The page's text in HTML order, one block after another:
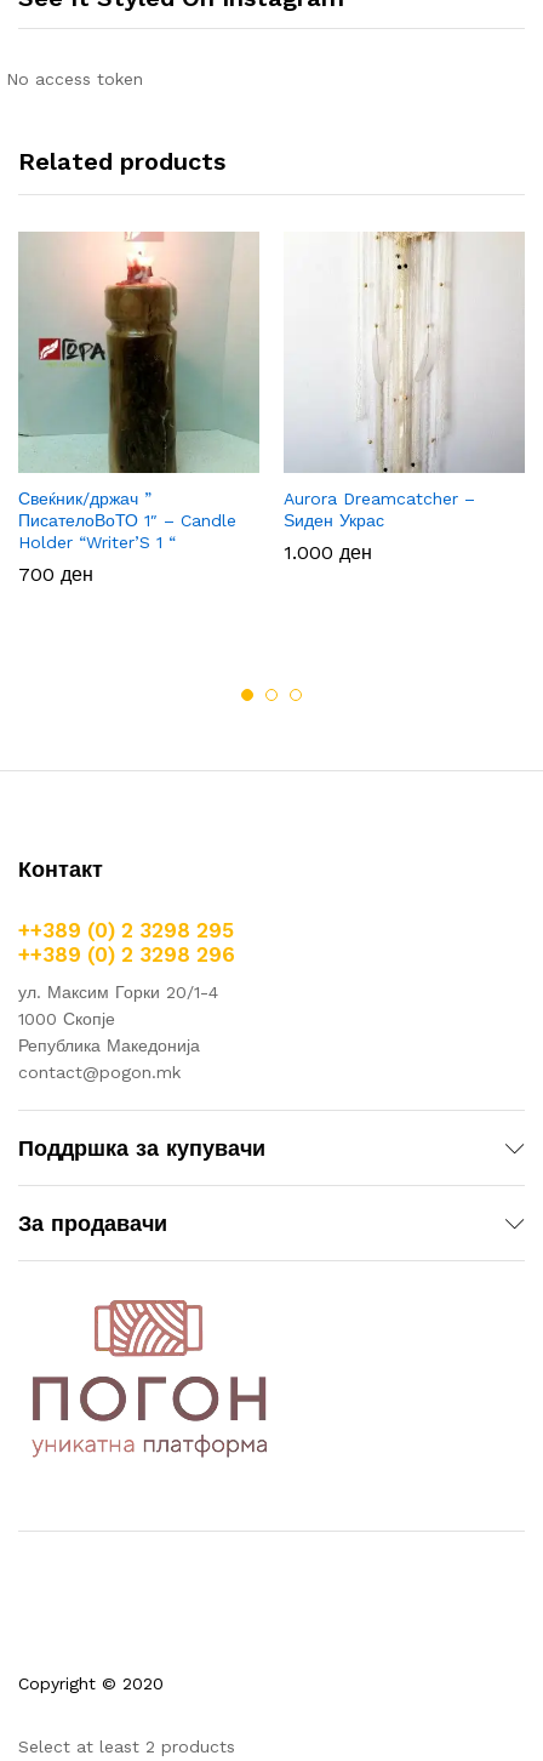
No access token
Related products
Свеќник/држач ”
ПисателоВоТО 1″ – Candle
Holder “Writer’S 1 “
700 ден
Aurora Dreamcatcher –
Ѕиден Украс
1.000 ден
Контакт
++389 (0) 2 3298 295
++389 (0) 2 3298 296
ул. Максим Горки 20/1-4
1000 Скопје
Република Македонија
contact@pogon.mk
Поддршка за купувачи
За продавачи
Copyright © 2020
Select at least 2 products